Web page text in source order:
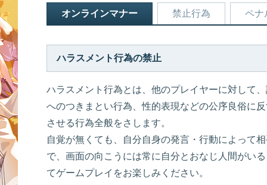
アップ
オンラインマナー 禁止行為 ペナ
ハラスメント行為の禁止
ハラスメント行為とは、他のプレイヤーに対して
へのつきまとい行為、性的表現などの公序良俗に
させる行為全般をさします。
自覚が無くても、自分自身の発言・行動によって
で、画面の向こうには常に自分とおなじ人間がい
てゲームプレイをお楽しみください。